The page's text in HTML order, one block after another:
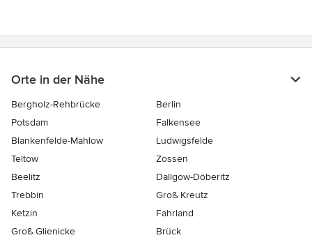
Orte in der Nähe
Bergholz-Rehbrücke
Berlin
Potsdam
Falkensee
Blankenfelde-Mahlow
Ludwigsfelde
Teltow
Zossen
Beelitz
Dallgow-Döberitz
Trebbin
Groß Kreutz
Ketzin
Fahrland
Groß Glienicke
Brück